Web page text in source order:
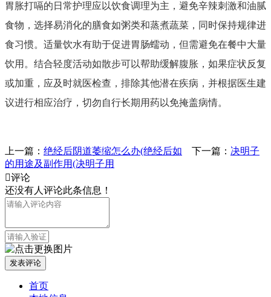
胃胀打嗝的日常护理应以饮食调理为主，避免辛辣刺激和油腻
食物，选择易消化的膳食如粥类和蒸煮蔬菜，同时保持规律进
食习惯。适量饮水有助于促进胃肠蠕动，但需避免在餐中大量
饮用。结合轻度活动如散步可以帮助缓解腹胀，如果症状反复
或加重，应及时就医检查，排除其他潜在疾病，并根据医生建
议进行相应治疗，切勿自行长期用药以免掩盖病情。
上一篇： 绝经后阴道萎缩怎么办(绝经后如 下一篇： 决明子
的用途及副作用(决明子用
评论
还没有人评论此条信息！
首页